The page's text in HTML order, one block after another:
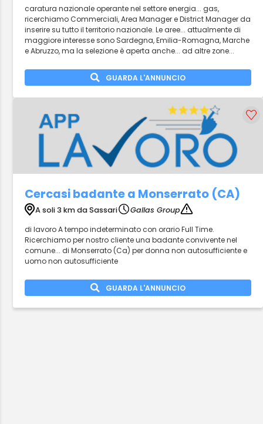
caratura nazionale operante nel settore energia... gas,
ricerchiamo Commerciali, Area Manager e District Manager da
inserire su tutto il territorio nazionale. Le aree... attualmente di
maggiore interesse sono Sardegna, Emilia-Romagna, Marche
e Abruzzo, ma la selezione è aperta anche... ad altre zone...
GUARDA L'ANNUNCIO
Cercasi badante a Monserrato (CA)
A soli 3 km da Sassari
Gallas Group
di lavoro A tempo indeterminato con orario Full Time.
Ricerchiamo per nostro cliente una badante convivente nel
comune... di Monserrato (Ca) per donna non autosufficiente e
uomo non autosufficiente
GUARDA L'ANNUNCIO